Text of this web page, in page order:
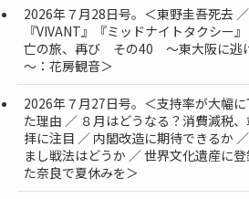
2026年７月28日号。＜東野圭吾死去 ／
『VIVANT』『ミッドナイトタクシー
亡の旅、再び その40 ～東大阪に逃
～：花房観音＞
2026年７月27日号。＜支持率が大幅に
た理由 ／ ８月はどうなる？消費減税
拝に注目 ／ 内閣改造に期待できるか
まし戦法はどうか ／ 世界文化遺産に
た奈良で夏休みを＞